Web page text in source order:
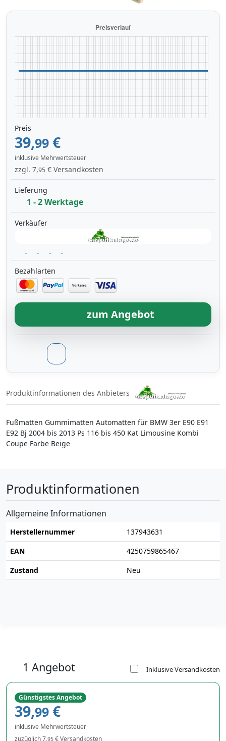
Preis
39,99 €
inklusive Mehrwertsteuer
zzgl. 7,95 € Versandkosten
Lieferung
1 - 2 Werktage
Verkäufer
Bezahlarten
zum Angebot
Produktinformationen des Anbieters
Fußmatten Gummimatten Automatten für BMW 3er E90 E91
E92 Bj 2004 bis 2013 Ps 116 bis 450 Kat Limousine Kombi
Coupe Farbe Beige
Produktinformationen
Allgemeine Informationen
Herstellernummer
137943631
EAN
4250759865467
Zustand
Neu
1 Angebot Inklusive Versandkosten
Günstigstes Angebot
39,99 €
inklusive Mehrwertsteuer
zuzüglich 7,95 € Versandkosten